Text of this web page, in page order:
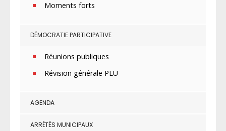
Moments forts
DÉMOCRATIE PARTICIPATIVE
Réunions publiques
Révision générale PLU
AGENDA
ARRÊTÉS MUNICIPAUX